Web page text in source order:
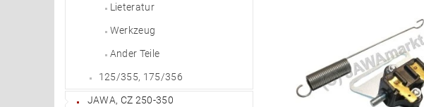
Lieteratur
Werkzeug
Ander Teile
125/355, 175/356
JAWA, CZ 250-350